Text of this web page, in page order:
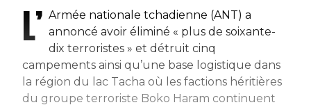
L’ Armée nationale tchadienne (ANT) a
annoncé avoir éliminé « plus de soixante-
dix terroristes » et détruit cinq
campements ainsi qu’une base logistique dans
la région du lac Tacha où les factions héritières
du groupe terroriste Boko Haram continuent